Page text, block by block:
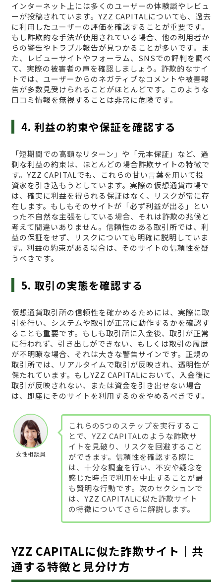
インターネット上には多くのユーザーの体験談やレビュ
ーが投稿されています。YZZ CAPITALについても、過去
に利用したユーザーの評価を確認することが重要です。
もし詐欺的な手法が使用されている場合、他の利用者か
らの警告やトラブル報告が見つかることが多いです。ま
た、レビューサイトやフォーラム、SNSでの評判を調べ
て、実際の被害者の声を確認しましょう。詐欺的なサイ
トでは、ユーザーからのネガティブなコメントや被害報
告が多数見受けられることがほとんどです。このような
口コミ情報を無視することは非常に危険です。
4. 利益の約束や保証を確認する
「短期間での高額なリターン」や「元本保証」など、過
剰な利益の約束は、ほとんどの場合詐欺サイトの特徴で
す。YZZ CAPITALでも、これらの甘い言葉を用いて投
資家を引き込もうとしています。実際の仮想通貨市場で
は、確実に利益を得られる保証はなく、リスクが常に存
在します。もしもそのサイトが「必ず利益が出る」とい
った不自然な主張をしている場合、それは詐欺の兆候と
考えて間違いありません。信頼性のある取引所では、利
益の保証をせず、リスクについても明確に説明していま
す。利益の約束がある場合は、そのサイトの信頼性を疑
うべきです。
5. 取引の実態を確認する
仮想通貨取引所の信頼性を確かめるためには、実際に取
引を行い、システムや取引が正常に動作するかを確認す
ることも重要です。もしも取引所に入金後、取引が正常
に行われず、引き出しができない、もしくは取引の履歴
が不明瞭な場合、それは大きな警告サインです。正規の
取引所では、リアルタイムで取引が反映され、透明性が
保たれています。もしYZZ CAPITALにおいて、入金後に
取引が反映されない、または資金を引き出せない場合
は、即座にそのサイトを利用するのをやめるべきです。
女性相談員
これらの5つのステップを実行するこ
とで、YZZ CAPITALのような詐欺サ
イトを見破り、リスクを回避すること
ができます。信頼性を確認する際に
は、十分な調査を行い、不安や疑念を
感じた時点で利用を中止することが最
も賢明な行動です。次のセクションで
は、YZZ CAPITALに似た詐欺サイト
の特徴についてさらに解説します。
YZZ CAPITALに似た詐欺サイト｜共
通する特徴と見分け方